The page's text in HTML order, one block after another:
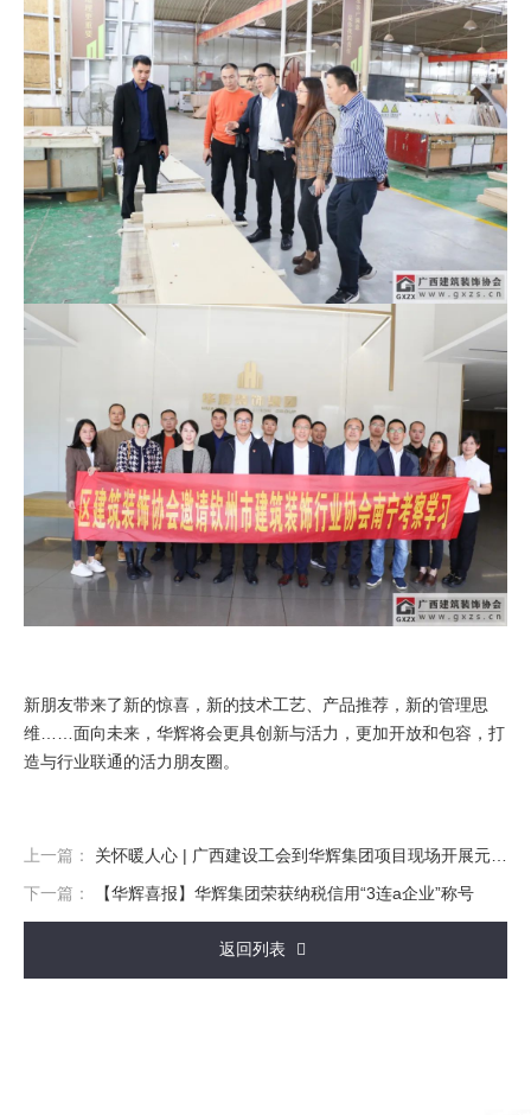
新朋友带来了新的惊喜，新的技术工艺、产品推荐，新的管理思
维……面向未来，华辉将会更具创新与活力，更加开放和包容，打
造与行业联通的活力朋友圈。
上一篇：
关怀暖人心 | 广西建设工会到华辉集团项目现场开展元宵慰问活动
下一篇：
【华辉喜报】华辉集团荣获纳税信用“3连a企业”称号
返回列表